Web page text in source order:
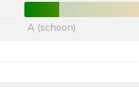
A (schoon)